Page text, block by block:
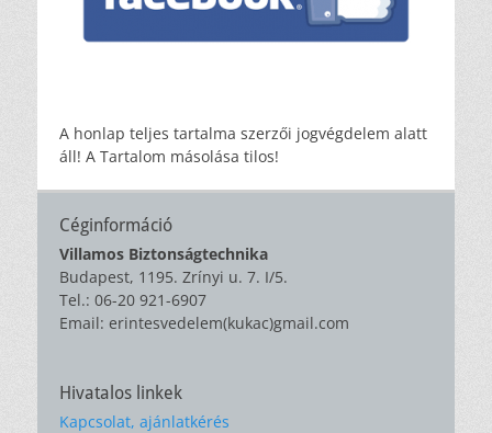
A honlap teljes tartalma szerzői jogvégdelem alatt
áll! A Tartalom másolása tilos!
Céginformáció
Villamos Biztonságtechnika
Budapest, 1195. Zrínyi u. 7. I/5.
Tel.: 06-20 921-6907
Email: erintesvedelem(kukac)gmail.com
Hivatalos linkek
Kapcsolat, ajánlatkérés